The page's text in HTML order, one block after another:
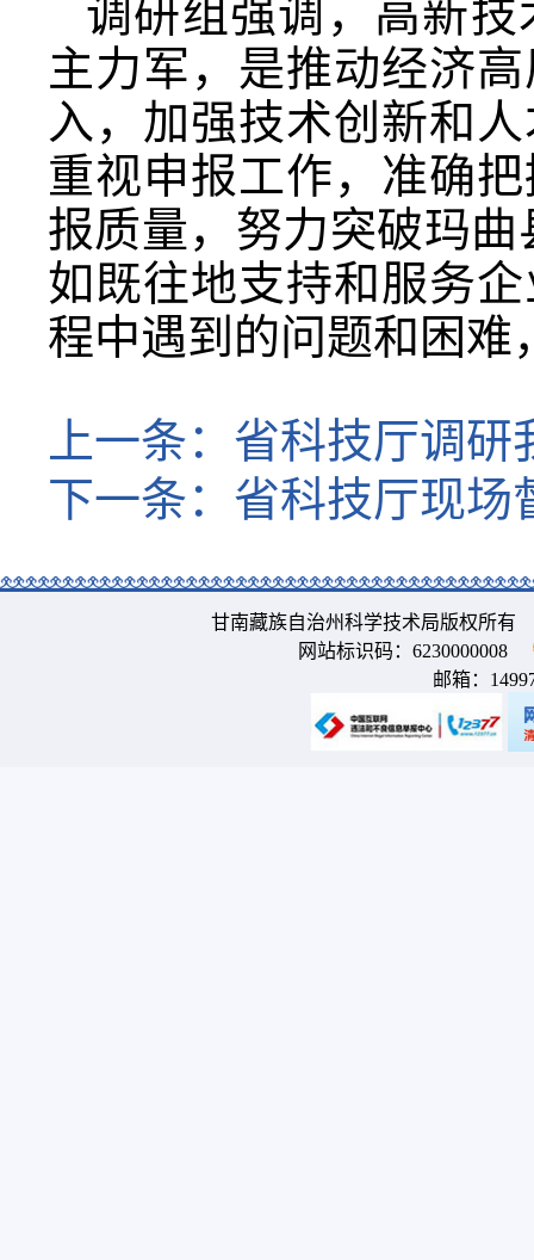
调研组强调，高新
主力军，是推动经济
入，加强技术创新和
重视申报工作，准确
报质量，努力突破玛
如既往地支持和服务
程中遇到的问题和困难
上一条： 省科技厅调研
下一条： 省科技厅现场
甘南藏族自治州科学技术局版权所
网站标识码：6230000008
邮箱：